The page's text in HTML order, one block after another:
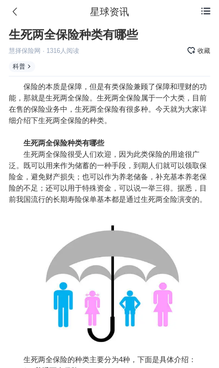
 星球资讯
生死两全保险种类有哪些
慧择保险网 · 1316人阅读 收藏
科普
保险的本质是保障，但是有类保险兼顾了保障和理财的功
能，那就是生死两全保险。生死两全保险属于一个大类，目前
在售的保险业务中，生死两全保险有很多种。今天就为大家详
细介绍下生死两全保险的种类。
生死两全保险种类有哪些
生死两全保险很受人们欢迎，因为此类保险的用途很广
泛。既可以用来作为储蓄的一种手段，到期人们就可以领取保
险金，避免财产损失；也可以作为养老储备， 补充基本养老保
险的不足；还可以用于特殊资金，可以说一举三得。据悉，目
前我国流行的长期寿险保单基本都是通过生死两全险演变的。
生死两全保险的种类主要分为4种，下面是具体介绍：